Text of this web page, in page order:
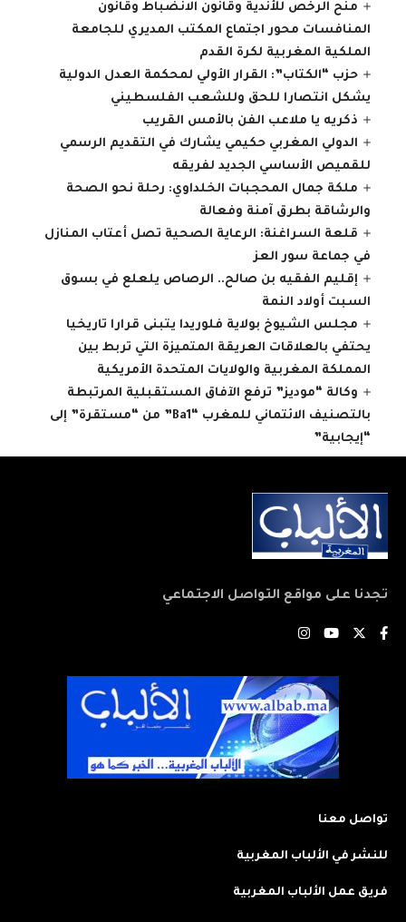
منح الرخص للأندية وقانون الانضباط وقانون
المنافسات محور اجتماع المكتب المديري للجامعة
الملكية المغربية لكرة القدم
حزب “الكتاب”: القرار الأولي لمحكمة العدل الدولية
يشكل انتصارا للحق وللشعب الفلسطيني
ذكريه يا ملاعب الفن بالأمس القريب
الدولي المغربي حكيمي يشارك في التقديم الرسمي
للقميص الأساسي الجديد لفريقه
ملكة جمال المحجبات الخلداوي: رحلة نحو الصحة
والرشاقة بطرق آمنة وفعالة
قلعة السراغنة: الرعاية الصحية تصل أعتاب المنازل
في جماعة سور العز
إقليم الفقيه بن صالح.. الرصاص يلعلع في بسوق
السبت أولاد النمة
مجلس الشيوخ بولاية فلوريدا يتبنى قرارا تاريخيا
يحتفي بالعلاقات العريقة المتميزة التي تربط بين
المملكة المغربية والولايات المتحدة الأمريكية
وكالة “موديز” ترفع الآفاق المستقبلية المرتبطة
بالتصنيف الائتماني للمغرب “Ba1” من “مستقرة” إلى
“إيجابية”
تجدنا على مواقع التواصل الاجتماعي
تواصل معنا
للنشر في الألباب المغربية
فريق عمل الألباب المغربية